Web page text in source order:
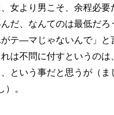
女より男こそ、余程必
だ、なんてのは最低だ
テ―マじゃないんで」と
は不問に付すというの
という事だと思うが（
。